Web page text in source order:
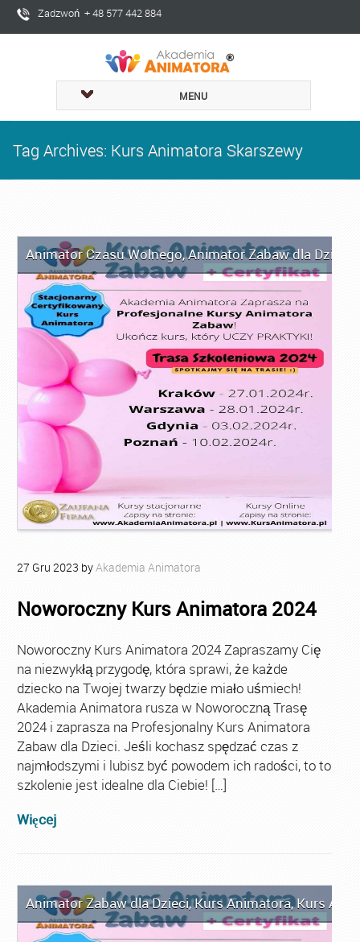
Zadzwoń + 48 577 442 884
MENU
Tag Archives: Kurs Animatora Skarszewy
Animator Czasu Wolnego,Animator Zabaw dla Dzieci
27 Gru 2023 byAkademia Animatora
Noworoczny Kurs Animatora 2024
Noworoczny Kurs Animatora 2024 Zapraszamy Cię
na niezwykłą przygodę, która sprawi, że każde
dziecko na Twojej twarzy będzie miało uśmiech!
Akademia Animatora rusza w Noworoczną Trasę
2024 i zaprasza na Profesjonalny Kurs Animatora
Zabaw dla Dzieci. Jeśli kochasz spędzać czas z
najmłodszymi i lubisz być powodem ich radości, to to
szkolenie jest idealne dla Ciebie! […]
Więcej
Animator Zabaw dla Dzieci,Kurs Animatora,Kurs